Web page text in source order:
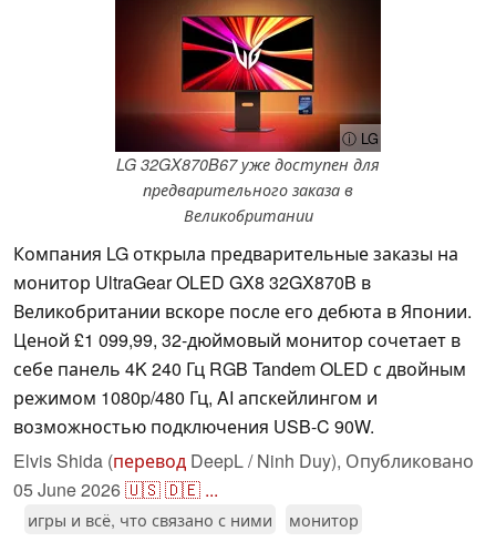
ⓘ LG
LG 32GX870B67 уже доступен для
предварительного заказа в
Великобритании
Компания LG открыла предварительные заказы на
монитор UltraGear OLED GX8 32GX870B в
Великобритании вскоре после его дебюта в Японии.
Ценой £1 099,99, 32-дюймовый монитор сочетает в
себе панель 4K 240 Гц RGB Tandem OLED с двойным
режимом 1080p/480 Гц, AI апскейлингом и
возможностью подключения USB-C 90W.
Elvis Shida (перевод DeepL / Ninh Duy), Опубликовано
05 June 2026🇺🇸🇩🇪 ...
игры и всё, что связано с ними монитор